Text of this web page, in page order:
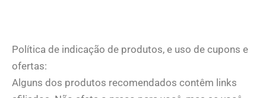
Política de indicação de produtos, e uso de cupons e
ofertas:
Alguns dos produtos recomendados contêm links